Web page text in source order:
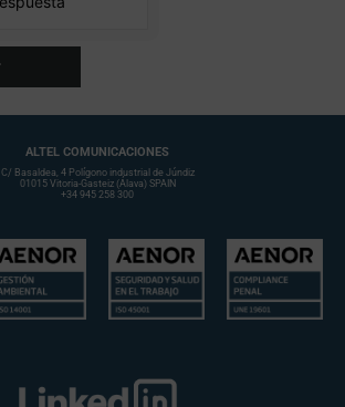
ALTEL COMUNICACIONES
C/ Basaldea, 4 Polígono industrial de Júndiz
01015 Vitoria-Gasteiz (Álava) SPAIN
+34 945 258 300